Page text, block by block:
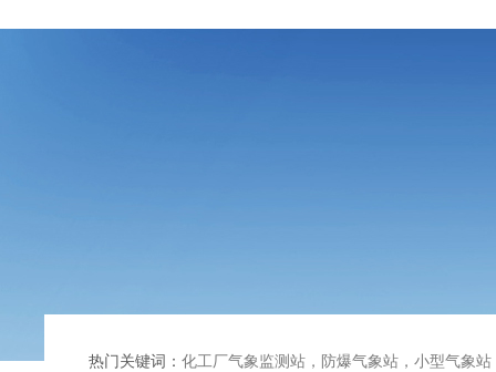
热门关键词： 化工厂气象监测站，防爆气象站，小型气象站，化